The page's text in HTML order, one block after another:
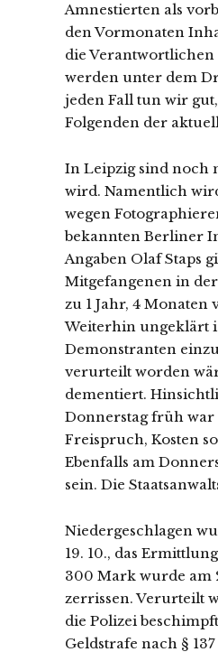
Amnestierten als
den Vormonaten
die
werden unter dem
jeden Fall tun wir
Folgenden der
In Leipzig sind noch
wird. Namentlich
wegen
bekannten Berliner
Angaben Olaf Staps
Mitgefangenen in der
zu 1 Jahr, 4
Weiterhin ungeklärt
Demonstranten
verurteilt worden
dementiert.
Donnerstag früh war
Freispruch, Kosten
Ebenfalls am
sein. Die
Niedergeschlagen
19. 10., das
300 Mark wurde am
zerrissen. Verurteilt
die Polizei
Geldstrafe nach §